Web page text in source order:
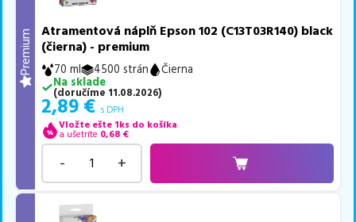
Premium
Atramentová náplň Epson 102 (C13T03R140) black
(čierna) - premium
70 ml 4500 strán
Čierna
Na sklade
(doručíme 11.08.2026)
2,89 € s DPH
Vložte ešte 1ks do košíka
a ušetríte 0,68 €
- +